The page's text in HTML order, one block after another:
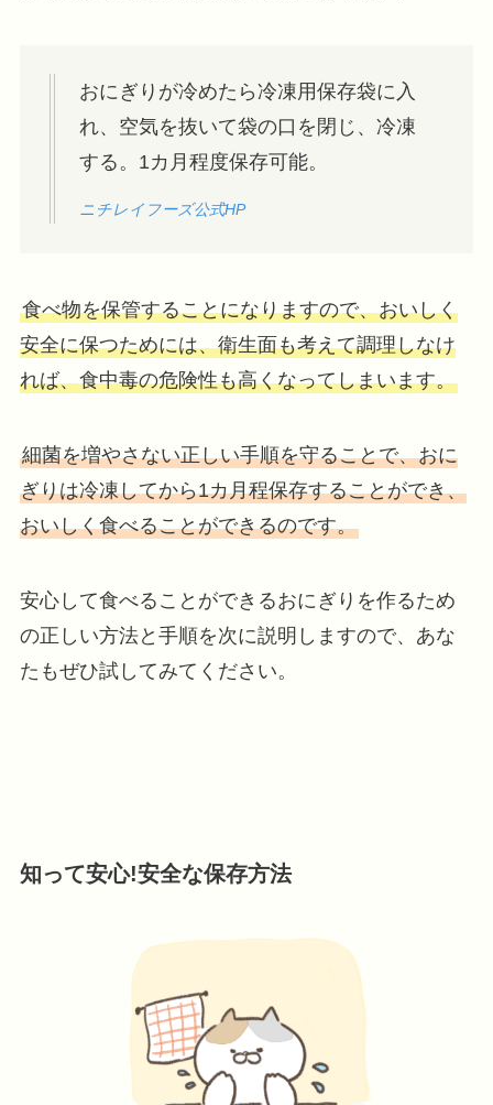
おにぎりが冷めたら冷凍用保存袋に入
れ、空気を抜いて袋の口を閉じ、冷凍
する。1カ月程度保存可能。
ニチレイフーズ公式HP
食べ物を保管することになりますので、おいしく
安全に保つためには、衛生面も考えて調理しなけ
れば、食中毒の危険性も高くなってしまいます。
細菌を増やさない正しい手順を守ることで、おに
ぎりは冷凍してから1カ月程保存することができ、
おいしく食べることができるのです。
安心して食べることができるおにぎりを作るため
の正しい方法と手順を次に説明しますので、あな
たもぜひ試してみてください。
知って安心!安全な保存方法